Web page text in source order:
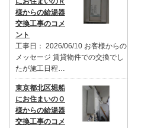
様からの給湯器
交換工事のコメ
ント
工事日： 2026/06/10 お客様からの
メッセージ 賃貸物件での交換でし
たが施工日程…
東京都北区堀船
にお住まいのＯ
様からの給湯器
交換工事のコメ